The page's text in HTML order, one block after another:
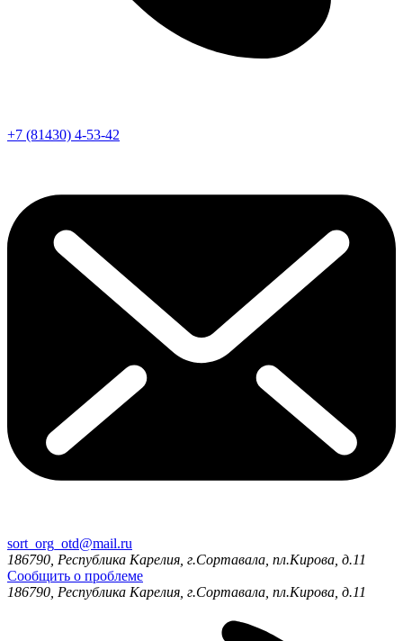
+7 (81430) 4-53-42
sort_org_otd@mail.ru
186790, Республика Карелия, г.Сортавала, пл.Кирова, д.11
Сообщить о проблеме
186790, Республика Карелия, г.Сортавала, пл.Кирова, д.11